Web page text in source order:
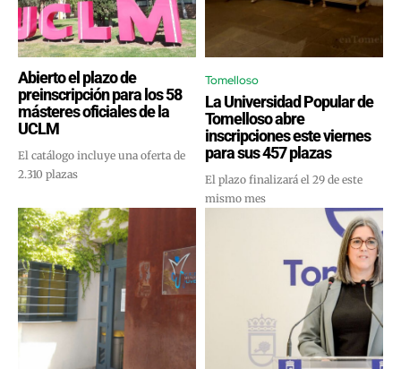
Abierto el plazo de
preinscripción para los 58
másteres oficiales de la
UCLM
El catálogo incluye una oferta de
2.310 plazas
Tomelloso
La Universidad Popular de
Tomelloso abre
inscripciones este viernes
para sus 457 plazas
El plazo finalizará el 29 de este
mismo mes